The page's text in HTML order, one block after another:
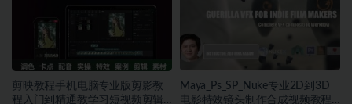
剪映教程手机电脑专业版剪影教
程入门到精通教学习短视频剪辑
Maya_Ps_SP_Nuke专业2D到3D
电影特效镜头制作合成视频教程